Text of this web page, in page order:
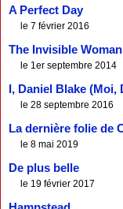
A Perfect Day
le 7 février 2016
The Invisible Woman
le 1er septembre 2014
I, Daniel Blake (Moi,
le 28 septembre 2016
La dernière folie de
le 8 mai 2019
De plus belle
le 19 février 2017